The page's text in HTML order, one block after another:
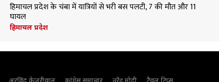
हिमाचल प्रदेश के चंबा में यात्रियों से भरी बस पलटी, 7 की मौत और 11
घायल
हिमाचल प्रदेश